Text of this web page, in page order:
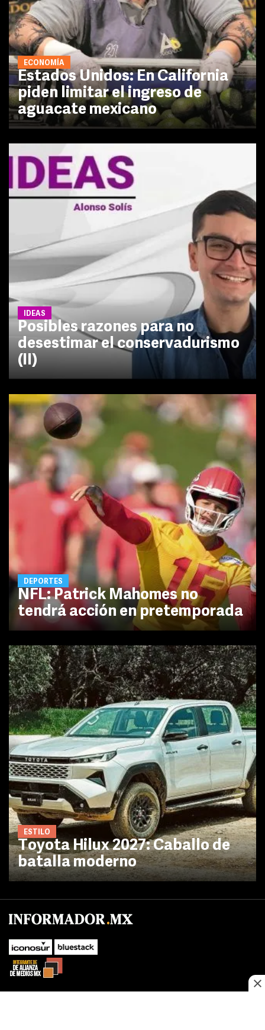
ECONOMÍA
Estados Unidos: En California
piden limitar el ingreso de
aguacate mexicano
IDEAS
Posibles razones para no
desestimar el conservadurismo
(II)
DEPORTES
NFL: Patrick Mahomes no
tendrá acción en pretemporada
ESTILO
Toyota Hilux 2027: Caballo de
batalla moderno